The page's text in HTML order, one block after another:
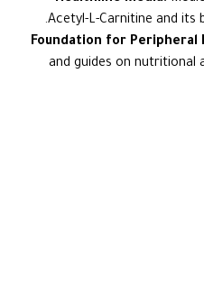
Acetyl-L-Carnitine and its
Foundation for Peripheral
and guides on nutritional